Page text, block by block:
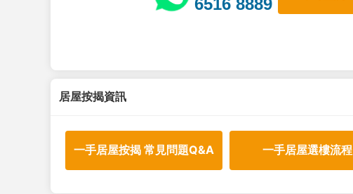
6516 8889
居屋按揭資訊
一手居屋按揭 常見問題Q&A 一手居屋選樓流程